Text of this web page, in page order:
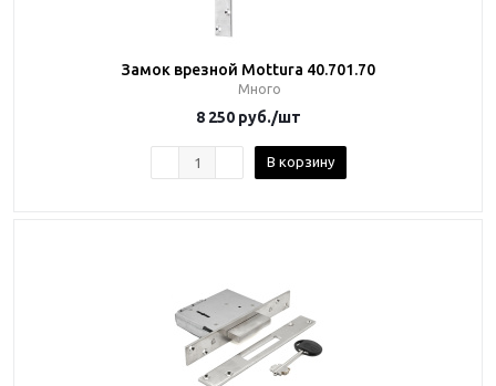
Замок врезной Mottura 40.701.70
Много
8 250 руб./шт
В корзину